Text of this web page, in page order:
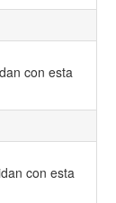
con esta
con esta